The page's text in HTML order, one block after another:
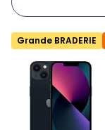
Grande BRADERIE